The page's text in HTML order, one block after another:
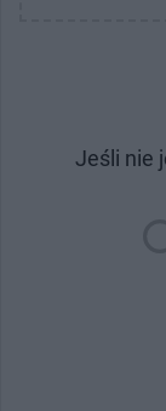
Jeśli nie